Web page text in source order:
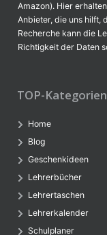
Amazon). Hier
Anbieter, die uns hilft,
Recherche kann die
Richtigkeit der Daten
TOP-Kategorien
Home
Blog
Geschenkideen
Lehrerbücher
Lehrertaschen
Lehrerkalender
Schulplaner